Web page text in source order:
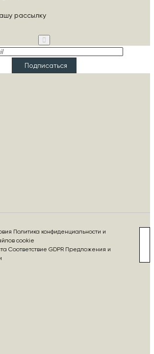
рассылку
Подписаться
Политика конфиденциальности и
cookie
Соответствие GDPR Предложения и